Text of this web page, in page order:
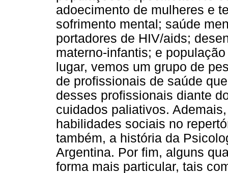
adoecimento de mulheres e
sofrimento mental; saúde
portadores de HIV/aids;
materno-infantis; e
lugar, vemos um grupo de
de profissionais de saúde
desses profissionais diante
cuidados paliativos.
habilidades sociais no
também, a história da
Argentina. Por fim, alguns
forma mais particular, tais